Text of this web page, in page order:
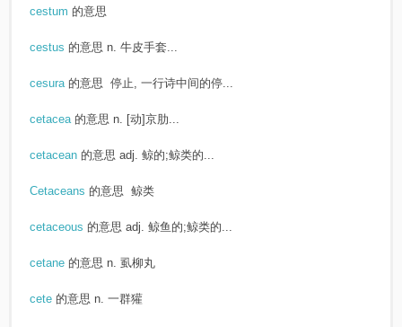
cestum 的意思
cestus 的意思 n. 牛皮手套...
cesura 的意思 停止, 一行诗中间的停...
cetacea 的意思 n. [动]京肋...
cetacean 的意思 adj. 鲸的;鲸类的...
Cetaceans 的意思 鲸类
cetaceous 的意思 adj. 鲸鱼的;鲸类的...
cetane 的意思 n. 虱柳丸
cete 的意思 n. 一群獾